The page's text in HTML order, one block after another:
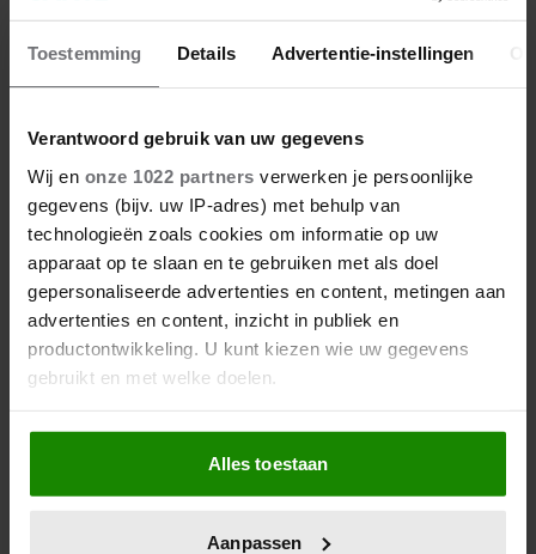
Toestemming Details Advertentie-instellingen
Verantwoord gebruik van uw gegevens
Wij en onze 1022 partners verwerken je persoonlijke
gegevens (bijv. uw IP-adres) met behulp van
technologieën zoals cookies om informatie op uw
apparaat op te slaan en te gebruiken met als doel
gepersonaliseerde advertenties en content, metingen aan
advertenties en content, inzicht in publiek en
productontwikkeling. U kunt kiezen wie uw gegevens
gebruikt en met welke doelen.
Als u het toestaat, willen we ook graag:
Informatie verzamelen over uw geografische
locatie, die tot een paar meter nauwkeurig kan zijn
Alles toestaan
Aanpassen